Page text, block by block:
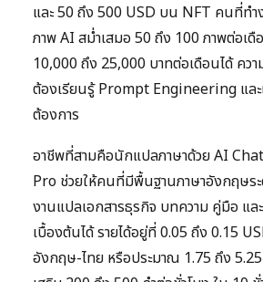
และ 50 ถึง 500 USD บน NFT คนที่ทำง
ภาพ AI สม่ำเสมอ 50 ถึง 100 ภาพต่อเดื
10,000 ถึง 25,000 บาทต่อเดือนได้ ควา
ต้องเรียนรู้ Prompt Engineering และ
ต้องการ
อาชีพที่สามคือนักแปลภาษาด้วย AI
Pro ช่วยให้คนที่มีพื้นฐานภาษาอังกฤษร
งานแปลเอกสารธุรกิจ บทความ คู่มือ แล
เบื้องต้นได้ รายได้อยู่ที่ 0.05 ถึง 0.15
อังกฤษ-ไทย หรือประมาณ 1.75 ถึง